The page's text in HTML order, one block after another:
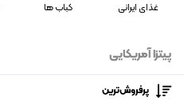
غذای ایرانی کباب ها
پیتزا آمریکایی
پرفروش‌ترین‌